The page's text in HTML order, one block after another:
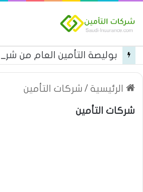
الرئيسية / شركات التأمين
شركات التأمين